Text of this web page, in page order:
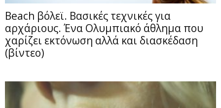
Beach βόλεϊ. Βασικές τεχνικές για
αρχάριους. Ένα Ολυμπιακό άθλημα που
χαρίζει εκτόνωση αλλά και διασκέδαση
(βίντεο)